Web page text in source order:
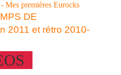
Mes premières Eurocks
DE
2011 et rétro 2010-